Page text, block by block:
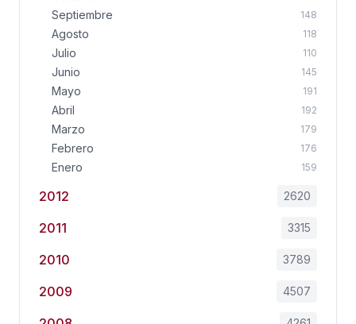
Septiembre 148
Agosto 118
Julio 110
Junio 145
Mayo 191
Abril 192
Marzo 179
Febrero 176
Enero 159
2012 2620
2011 3315
2010 3789
2009 4507